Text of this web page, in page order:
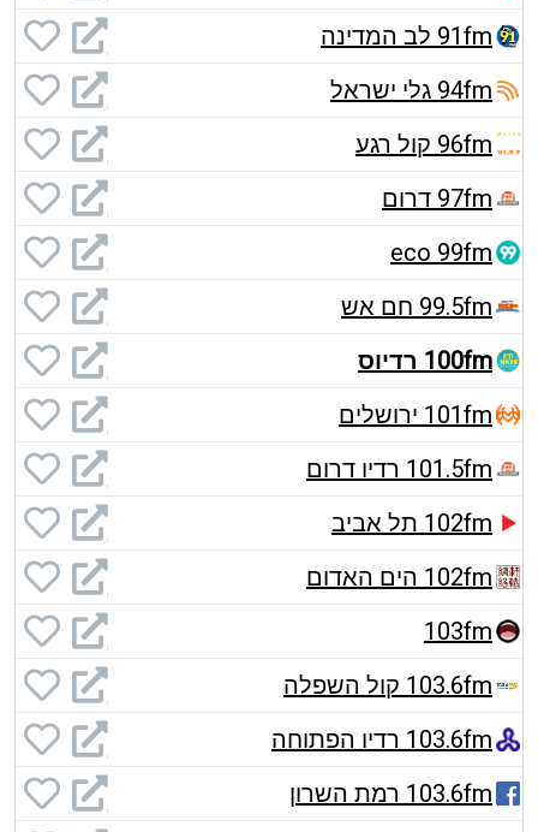
91fm לב המדינה
94fm גלי ישראל
96fm קול רגע
97fm דרום
eco 99fm
99.5fm חם אש
100fm רדיוס
101fm ירושלים
101.5fm רדיו דרום
102fm תל אביב
102fm הים האדום
103fm
103.6fm קול השפלה
103.6fm רדיו הפתוחה
103.6fm רמת השרון